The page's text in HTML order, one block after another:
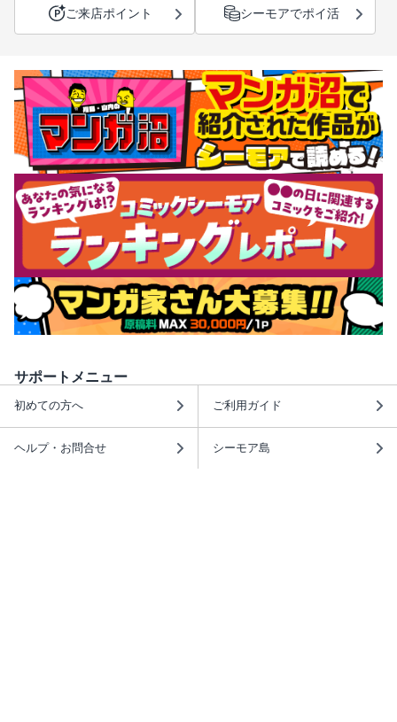
ご来店ポイント シーモアでポイ活
サポートメニュー
初めての方へ ご利用ガイド
ヘルプ・お問合せ シーモア島